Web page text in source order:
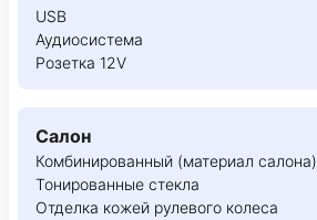
USB
Аудиосистема
Розетка 12V
Салон
Комбинированный (материал салона)
Тонированные стекла
Отделка кожей рулевого колеса